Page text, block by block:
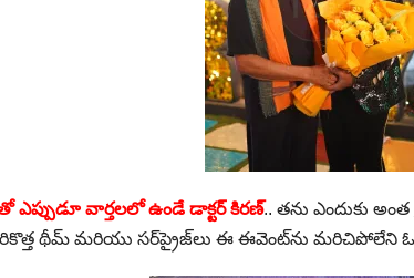
ఎప్పుడూ వార్తలలో ఉండే డాక్టర్ కిరణ్.. తను ఎందుకు
థీమ్ మరియు సర్‌ప్రైజ్‌లు ఈ ఈవెంట్‌ను మరిచిపోలేని